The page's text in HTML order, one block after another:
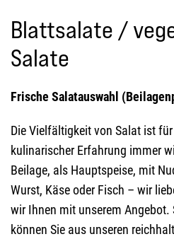
Blattsalate /
Salate
Frische Salatauswahl
Die Vielfältigkeit von Salat ist
kulinarischer Erfahrung immer
Beilage, als Hauptspeise, mit
Wurst, Käse oder Fisch – wir
wir Ihnen mit unserem
können Sie aus unseren